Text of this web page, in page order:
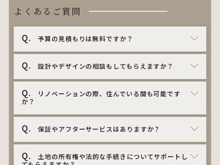
よくあるご質問
Q. 予算の見積もりは無料ですか？
Q. 設計やデザインの相談もしてもらえますか？
Q. リノベーションの際、住んでいる間も可能です
か？
Q. 保証やアフターサービスはありますか？
Q. 土地の所有権や法的な手続きについてサポートし